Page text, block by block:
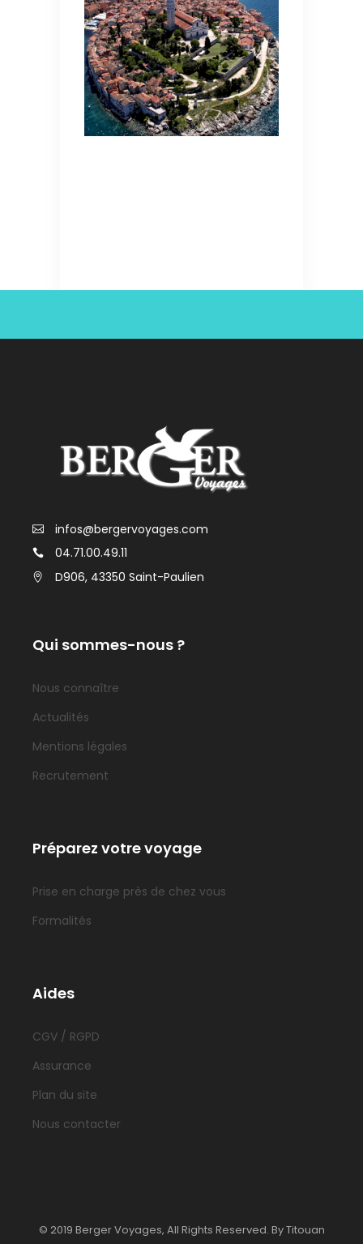
infos@bergervoyages.com
04.71.00.49.11
D906, 43350 Saint-Paulien
Qui sommes-nous ?
Nous connaître
Actualités
Mentions légales
Recrutement
Préparez votre voyage
Prise en charge près de chez vous
Formalités
Aides
CGV / RGPD
Assurance
Plan du site
Nous contacter
© 2019 Berger Voyages, All Rights Reserved. By Titouan